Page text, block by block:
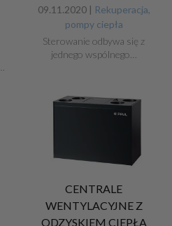
09.11.2020 | Rekuperacja,
pompy ciepła
Sterowanie odbywa się z
jednego wspólnego…
CENTRALE
WENTYLACYJNE Z
ODZYSKIEM CIEPŁA